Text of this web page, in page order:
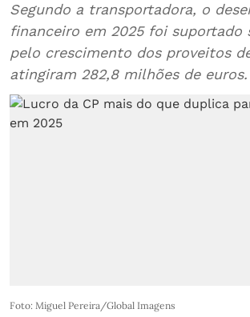
Segundo a transportadora, o
financeiro em 2025 foi suportado
pelo crescimento dos proveitos
atingiram 282,8 milhões de euros.
Foto: Miguel Pereira/Global Imagens